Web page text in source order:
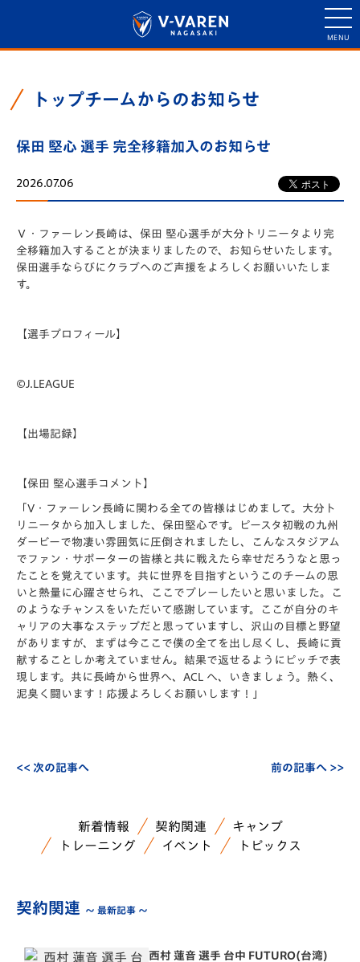
トップチームからのお知らせ
保田 堅心 選手 完全移籍加入のお知らせ
2026.07.06
Ｖ・ファーレン長崎は、保田 堅心選手が大分トリニータより完
全移籍加入することが決まりましたので、お知らせいたします。
保田選手ならびにクラブへのご声援をよろしくお願いいたしま
す。
【選手プロフィール】
©J.LEAGUE
【出場記録】
【保田 堅心選手コメント】
「V・ファーレン⻑崎に関わる全ての皆様はじめまして。⼤分ト
リニータから加⼊しました、保⽥堅⼼です。ピースタ初戦の九州
ダービーで物凄い雰囲気に圧倒されましたし、こんなスタジアム
でファン・サポーターの皆様と共に戦えたら幸せだろうなと思っ
たことを覚えています。共に世界を⽬指すというこのチームの思
いと熱量に⼼躍させられ、ここでプレーしたいと思いました。こ
のようなチャンスをいただいて感謝しています。ここが⾃分のキ
ャリアの⼤事なステップだと思っていますし、沢⼭の⽬標と野望
がありますが、まずは今ここで僕の全てを出し尽くし、⻑崎に貢
献することしか考えていません。結果で返せるようにピッチで表
現します。共に⻑崎から世界へ、ACL へ、いきましょう。熱く、
泥臭く闘います！応援よろしくお願いします！」
<< 次の記事へ 前の記事へ >>
新着情報 契約関連
キャンプ
トレーニング
イベント トピックス
契約関連 ～ 最新記事 ～
西村 蓮音 選手 台中 FUTURO(台湾)